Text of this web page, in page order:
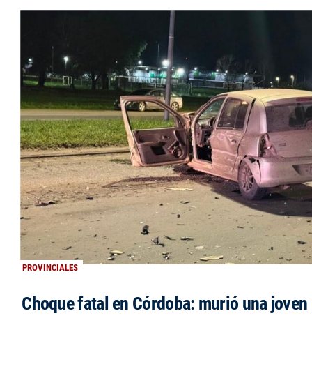
PROVINCIALES
Choque fatal en Córdoba: murió una